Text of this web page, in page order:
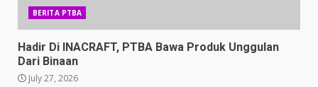
BERITA PTBA
Hadir Di INACRAFT, PTBA Bawa Produk Unggulan
Dari Binaan
July 27, 2026